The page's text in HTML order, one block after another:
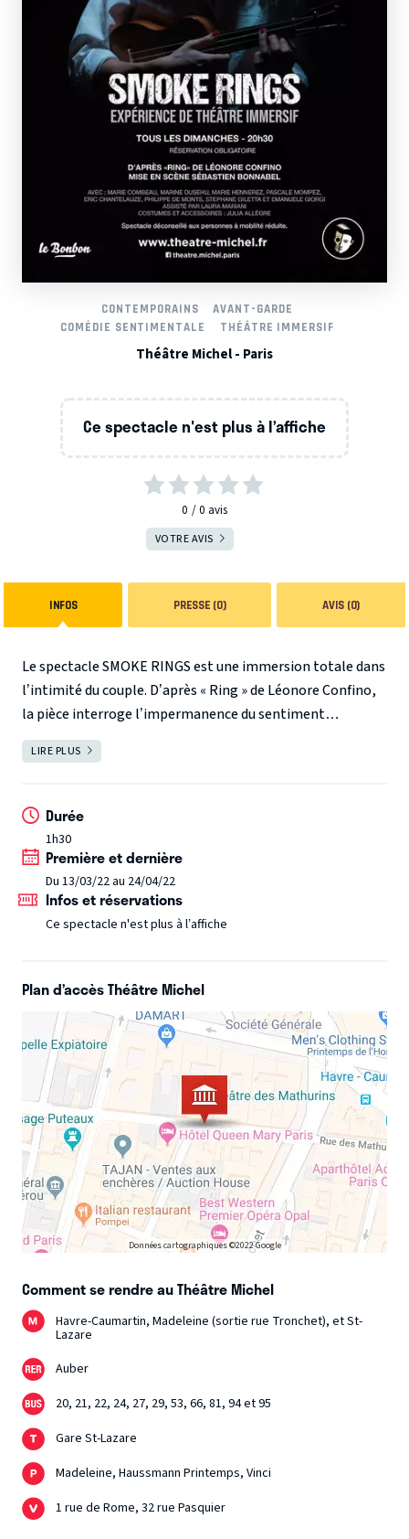
CONTEMPORAINS
AVANT-GARDE
COMÉDIE SENTIMENTALE
THÉÂTRE IMMERSIF
Théâtre Michel - Paris
Ce spectacle n'est plus à l’affiche
0 0 avis
VOTRE AVIS
INFOS PRESSE (0) AVIS (0)
Le spectacle SMOKE RINGS est une immersion totale dans
l’intimité du couple. D’après « Ring » de Léonore Confino,
la pièce interroge l’impermanence du sentiment
amoureux, les soubresauts de la passion et parfois
l’absurdité d’être à deux. Chaque spectateur est invité à
d’amants, de parents, de couples qui s’aiment à la folie, se
maudissent, s’humilient, s’effleurent, se désirent, se
lassent et se racontent.Spectacle déconseillé aux
personnes à mobilité réduite.
LIRE PLUS
Durée
1h30
Première et dernière
Du 13/03/22 au 24/04/22
Infos et réservations
Ce spectacle n'est plus à l’affiche
Plan d’accès Théâtre Michel
Données cartographiques ©2022 Google
Comment se rendre au Théâtre Michel
Havre-Caumartin, Madeleine (sortie rue Tronchet), et St-
Lazare
Auber
20, 21, 22, 24, 27, 29, 53, 66, 81, 94 et 95
Gare St-Lazare
Madeleine, Haussmann Printemps, Vinci
1 rue de Rome, 32 rue Pasquier